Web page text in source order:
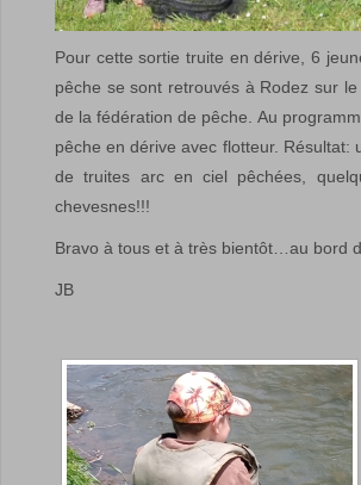
Pour cette sortie truite en dérive, 6
pêche se sont retrouvés à Rodez sur
de la fédération de pêche. Au
pêche en dérive avec flotteur. Résultat:
de truites arc en ciel pêchées,
chevesnes!!!
Bravo à tous et à très bientôt…au bord
JB